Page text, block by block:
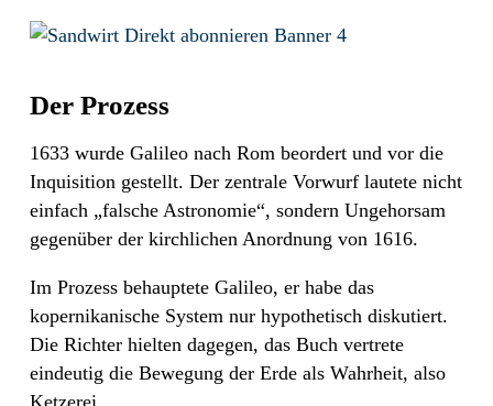
Der Prozess
1633 wurde Galileo nach Rom beordert und vor die
Inquisition gestellt. Der zentrale Vorwurf lautete nicht
einfach „falsche Astronomie“, sondern Ungehorsam
gegenüber der kirchlichen Anordnung von 1616.
Im Prozess behauptete Galileo, er habe das
kopernikanische System nur hypothetisch diskutiert.
Die Richter hielten dagegen, das Buch vertrete
eindeutig die Bewegung der Erde als Wahrheit, also